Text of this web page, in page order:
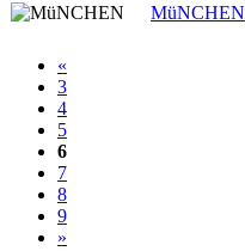
MüNCHEN
«
3
4
5
6
7
8
9
»